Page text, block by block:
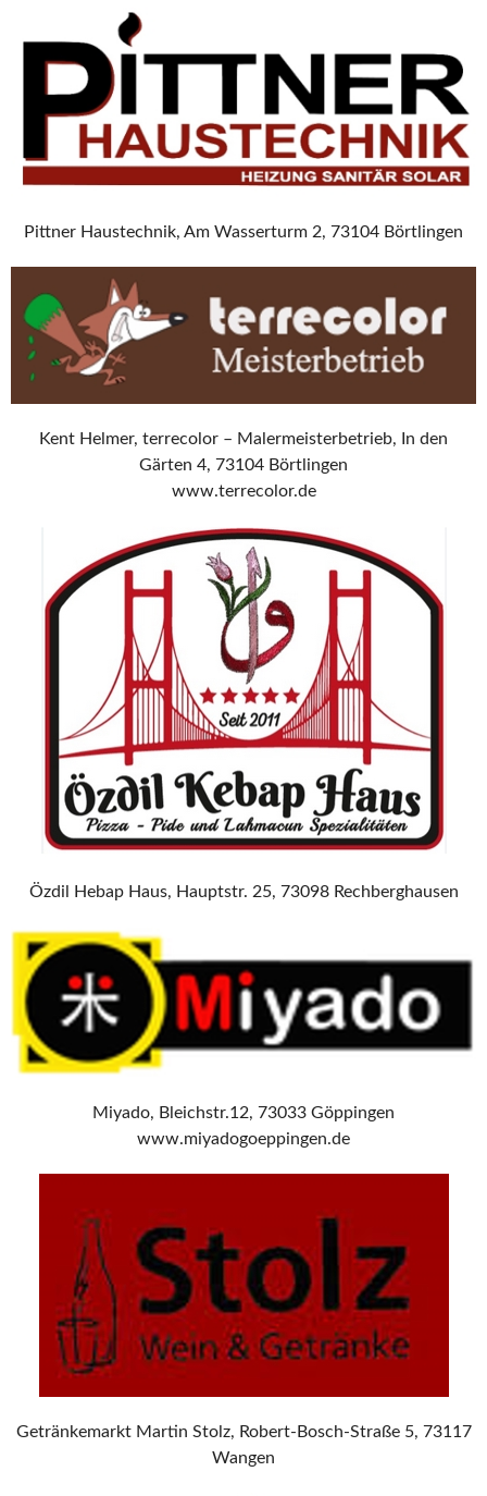
Pittner Haustechnik, Am Wasserturm 2, 73104 Börtlingen
Kent Helmer, terrecolor – Malermeisterbetrieb, In den
Gärten 4, 73104 Börtlingen
www.terrecolor.de
Özdil Hebap Haus, Hauptstr. 25, 73098 Rechberghausen
Miyado, Bleichstr.12, 73033 Göppingen
www.miyadogoeppingen.de
Getränkemarkt Martin Stolz, Robert-Bosch-Straße 5, 73117
Wangen